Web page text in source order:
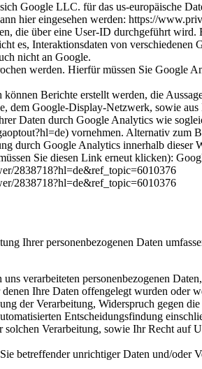
Google LLC. für das us-europäische
hier eingesehen werden: https://
die über eine User-ID durchgeführt
es, Interaktionsdaten von verschiedenen
nicht an Google.
werden. Hierfür müssen Sie Google
Berichte erstellt werden, die
dem Google-Display-Netzwerk, sowie
Daten durch Google Analytics wie
vornehmen. Alternativ zum
durch Google Analytics innerhalb dieser
Sie diesen Link erneut klicken):
2838718?hl=de&ref_topic=6010376
2838718?hl=de&ref_topic=6010376
Ihrer personenbezogenen Daten
verarbeiteten personenbezogenen
Ihre Daten offengelegt wurden oder
der Verarbeitung, Widerspruch gegen
Entscheidungsfindung
Verarbeitung, sowie Ihr Recht auf
betreffender unrichtiger Daten und/oder